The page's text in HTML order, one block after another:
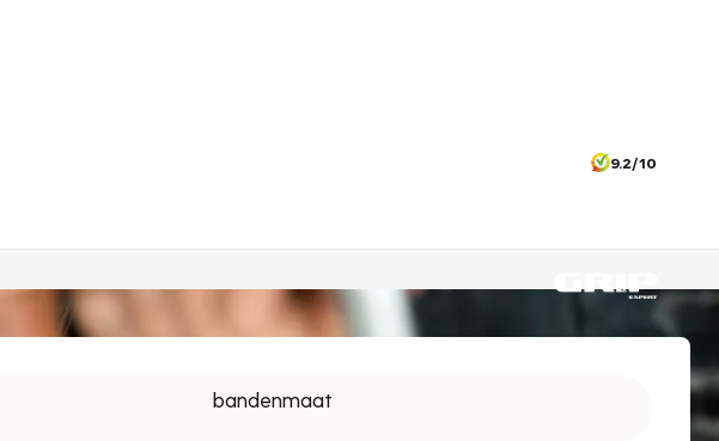
9.2/10
bandenmaat